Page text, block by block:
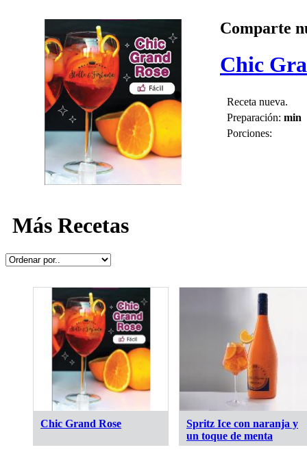
Comparte
Chic
Receta nueva.
Preparación: min
Porciones:
Más Recetas
Chic Grand Rose
Spritz Ice con naranja y
un toque de menta